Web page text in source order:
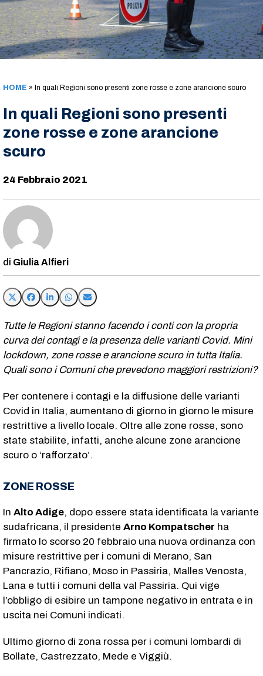
HOME » In quali Regioni sono presenti zone rosse e zone arancione scuro
In quali Regioni sono presenti
zone rosse e zone arancione
scuro
24 Febbraio 2021
Giulia Alfieri
Tutte le Regioni stanno facendo i conti con la propria
curva dei contagi e la presenza delle varianti Covid. Mini
lockdown, zone rosse e arancione scuro in tutta Italia.
Quali sono i Comuni che prevedono maggiori restrizioni?
Per contenere i contagi e la diffusione delle varianti
Covid in Italia, aumentano di giorno in giorno le misure
restrittive a livello locale. Oltre alle zone rosse, sono
state stabilite, infatti, anche alcune zone arancione
scuro o ‘rafforzato’.
ZONE ROSSE
In Alto Adige, dopo essere stata identificata la variante
sudafricana, il presidente Arno Kompatscher ha
firmato lo scorso 20 febbraio una nuova ordinanza con
misure restrittive per i comuni di Merano, San
Pancrazio, Rifiano, Moso in Passiria, Malles Venosta,
Lana e tutti i comuni della val Passiria. Qui vige
l’obbligo di esibire un tampone negativo in entrata e in
uscita nei Comuni indicati.
Ultimo giorno di zona rossa per i comuni lombardi di
Bollate, Castrezzato, Mede e Viggiù.